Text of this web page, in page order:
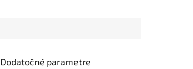
Dodatočné parametre